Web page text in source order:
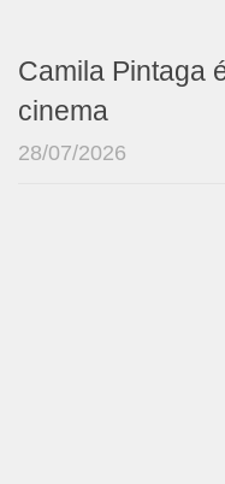
Camila Pintaga
cinema
28/07/2026